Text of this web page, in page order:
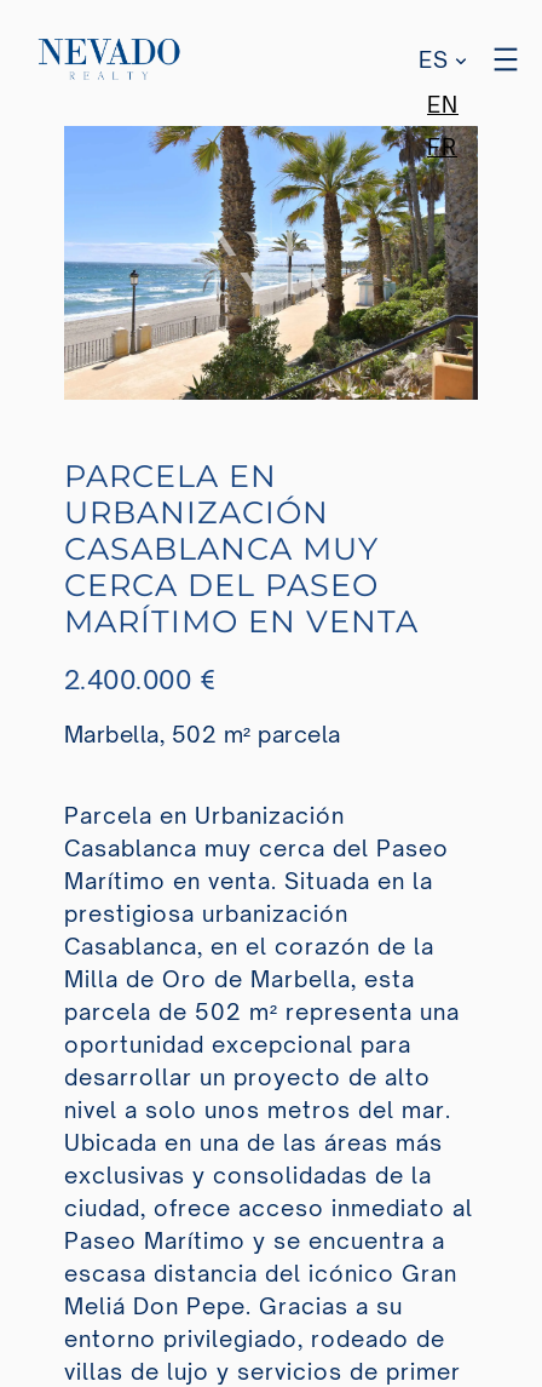
ES
EN
FR
PARCELA EN
URBANIZACIÓN
CASABLANCA MUY
CERCA DEL PASEO
MARÍTIMO EN VENTA
2.400.000 €
Marbella, 502 m² parcela
Parcela en Urbanización
Casablanca muy cerca del Paseo
Marítimo en venta. Situada en la
prestigiosa urbanización
Casablanca, en el corazón de la
Milla de Oro de Marbella, esta
parcela de 502 m² representa una
oportunidad excepcional para
desarrollar un proyecto de alto
nivel a solo unos metros del mar.
Ubicada en una de las áreas más
exclusivas y consolidadas de la
ciudad, ofrece acceso inmediato al
Paseo Marítimo y se encuentra a
escasa distancia del icónico Gran
Meliá Don Pepe. Gracias a su
entorno privilegiado, rodeado de
villas de lujo y servicios de primer